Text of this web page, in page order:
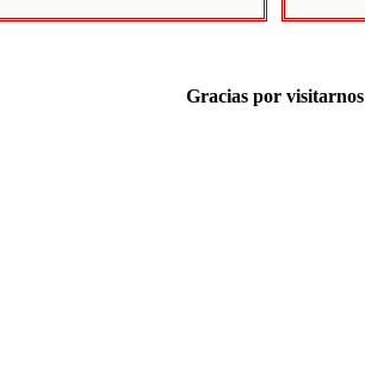
Gracias por visitarnos